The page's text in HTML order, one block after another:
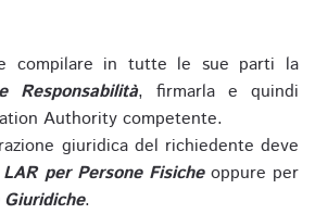
compilare in tutte le sue parti la
Responsabilità, firmarla e quindi
Authority competente.
giuridica del richiedente deve
LAR per Persone Fisicheoppure per
.